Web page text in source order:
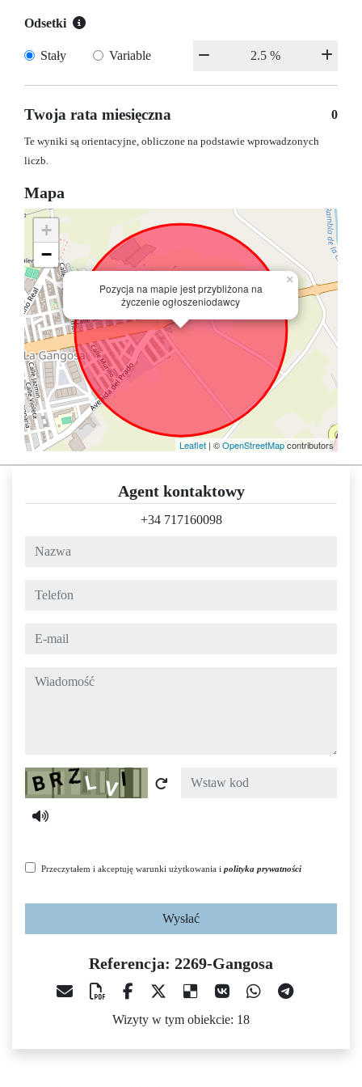
Odsetki
Stały Variable
Twoja rata miesięczna 0
Te wyniki są orientacyjne, obliczone na podstawie wprowadzonych
liczb.
Mapa
Pozycja na mapie jest przybliżona na
życzenie ogłoszeniodawcy
×
+
−
Leaflet | ©OpenStreetMapcontributors
Agent kontaktowy
+34 717160098
nazwa
telefon
e-mail
wiadomość
Captcha
Przeczytałem i akceptuję warunki użytkowania i polityka prywatności
Wysłać
Referencja: 2269-Gangosa
Wizyty w tym obiekcie: 18